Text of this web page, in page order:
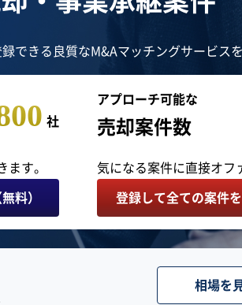
できる良質なM&Aマッチングサービス
社
ます。
料）
アプローチ可能な
売却案件数
気になる案件に直接オフ
登録して全ての案件
相場を